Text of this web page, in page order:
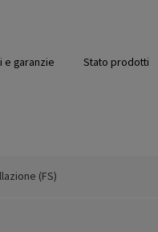
e garanzie Stato prodotti
(FS)